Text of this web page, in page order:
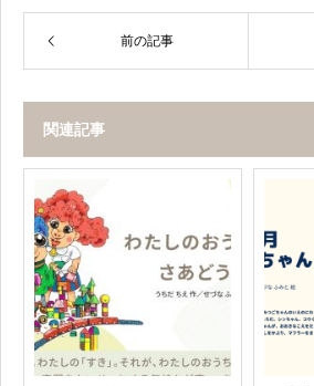
前の記事
関連記事